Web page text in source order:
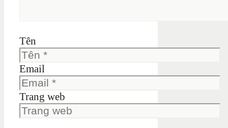
Tên
Email
Trang web